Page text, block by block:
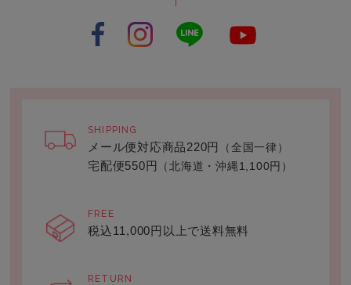
SHIPPING
メール便対応商品220円 （全国一律）
宅配便550円 （北海道・沖縄1,100円）
FREE
税込11,000円以上で送料無料
RETURN